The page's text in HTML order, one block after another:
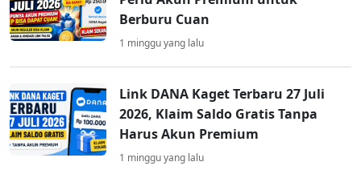
Berburu Cuan
1 minggu yang lalu
Link DANA Kaget Terbaru 27 Juli
2026, Klaim Saldo Gratis Tanpa
Harus Akun Premium
1 minggu yang lalu